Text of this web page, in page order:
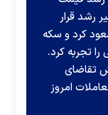
رشد قرار
تومانی صعود کرد و سکه
تجربه کرد.
تقاضای
امروز